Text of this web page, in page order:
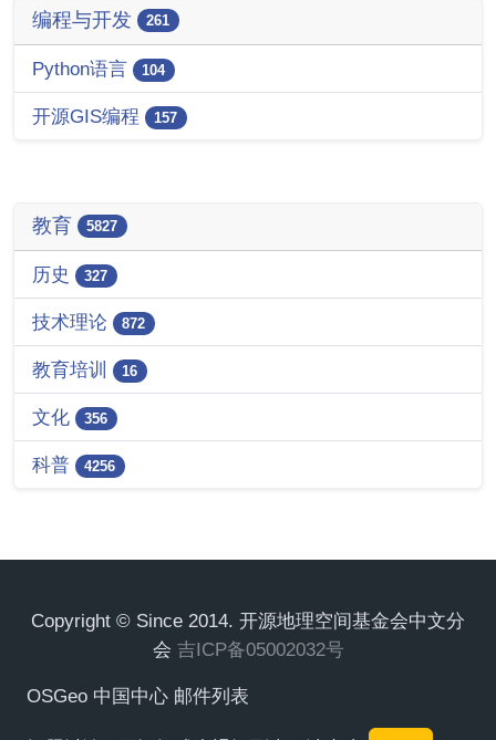
编程与开发 261
Python语言 104
开源GIS编程 157
教育 5827
历史 327
技术理论 872
教育培训 16
文化 356
科普 4256
Copyright © Since 2014. 开源地理空间基金会中文分
会 吉ICP备05002032号
OSGeo 中国中心 邮件列表